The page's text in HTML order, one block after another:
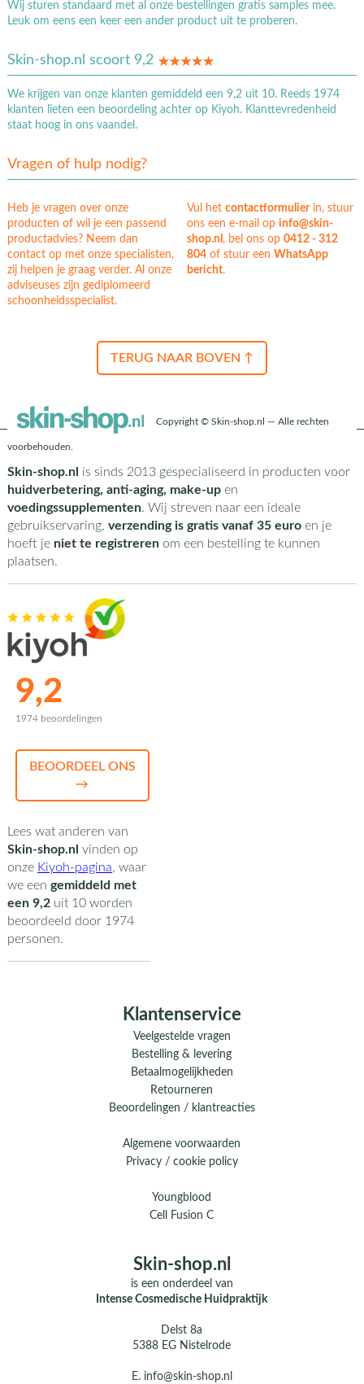
Wij sturen standaard met al onze bestellingen gratis samples mee.
Leuk om eens een keer een ander product uit te proberen.
Skin-shop.nl scoort 9,2
We krijgen van onze klanten gemiddeld een 9,2 uit 10. Reeds 1974
klanten lieten een beoordeling achter op Kiyoh. Klanttevredenheid
staat hoog in ons vaandel.
Vragen of hulp nodig?
Heb je vragen over onze
producten of wil je een passend
productadvies? Neem dan
contact op met onze specialisten,
zij helpen je graag verder. Al onze
adviseuses zijn gediplomeerd
schoonheidsspecialist.
Vul hetcontactformulierin, stuur
ons een e-mail op info@skin-
shop.nl, bel ons op0412 - 312
804 of stuur eenWhatsApp
bericht.
TERUG NAAR BOVEN ↑
Copyright © Skin-shop.nl — Alle rechten
voorbehouden.
Skin-shop.nl is sinds 2013 gespecialiseerd in producten voor
huidverbetering, anti-aging, make-upen
voedingssupplementen. Wij streven naar een ideale
gebruikservaring, verzending is gratis vanaf 35 euroen je
hoeft je niet te registrerenom een bestelling te kunnen
plaatsen.
9,2
1974 beoordelingen
BEOORDEEL ONS
→
Lees wat anderen van
Skin-shop.nl vinden op
onze Kiyoh-pagina, waar
we een gemiddeld met
een 9,2uit 10worden
beoordeeld door 1974
personen.
Klantenservice
Veelgestelde vragen
Bestelling & levering
Betaalmogelijkheden
Retourneren
Beoordelingen / klantreacties
Algemene voorwaarden
Privacy / cookie policy
Youngblood
Cell Fusion C
Skin-shop.nl
is een onderdeel van
Intense Cosmedische Huidpraktijk
Delst 8a
5388 EG Nistelrode
E. info@skin-shop.nl